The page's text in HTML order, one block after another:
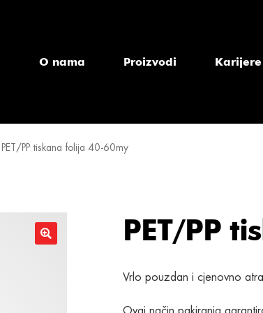
O nama Proizvodi Karijere
PET/PP tiskana folija 40-60my
PET/PP
Vrlo pouzdan i cjenovno